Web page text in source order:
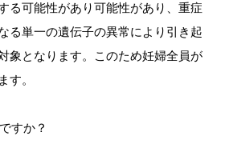
る可能性があり可能性があり、重症
る単一の遺伝子の異常により引き起
象となります。このため妊婦全員が
す。
すか？